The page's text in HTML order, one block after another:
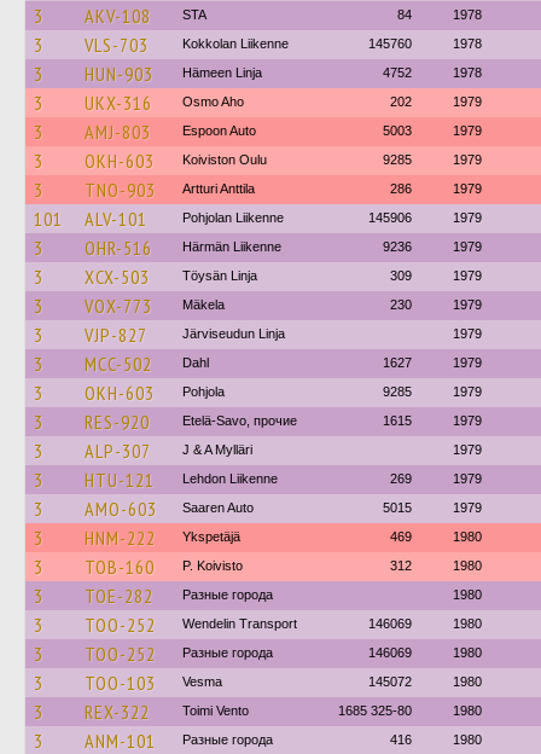
3 AKV-108 STA 84 1978
3 VLS-703 Kokkolan Liikenne 145760 1978
3 HUN-903 Hämeen Linja 4752 1978
3 UKX-316 Osmo Aho 202 1979
3 AMJ-803 Espoon Auto 5003 1979
3 OKH-603 Koiviston Oulu 9285 1979
3 TNO-903 Artturi Anttila 286 1979
101 ALV-101 Pohjolan Liikenne 145906 1979
3 OHR-516 Härmän Liikenne 9236 1979
3 XCX-503 Töysän Linja 309 1979
3 VOX-773 Mäkela 230 1979
3 VJP-827 Järviseudun Linja 1979
3 MCC-502 Dahl 1627 1979
3 OKH-603 Pohjola 9285 1979
3 RES-920 Etelä-Savo, прочие 1615 1979
3 ALP-307 J & A Mylläri 1979
3 HTU-121 Lehdon Liikenne 269 1979
3 AMO-603 Saaren Auto 5015 1979
3 HNM-222 Ykspetäjä 469 1980
3 TOB-160 P. Koivisto 312 1980
3 TOE-282 Разные города 1980
3 TOO-252 Wendelin Transport 146069 1980
3 TOO-252 Разные города 146069 1980
3 TOO-103 Vesma 145072 1980
3 REX-322 Toimi Vento 1685 325-80 1980
3 ANM-101 Разные города 416 1980